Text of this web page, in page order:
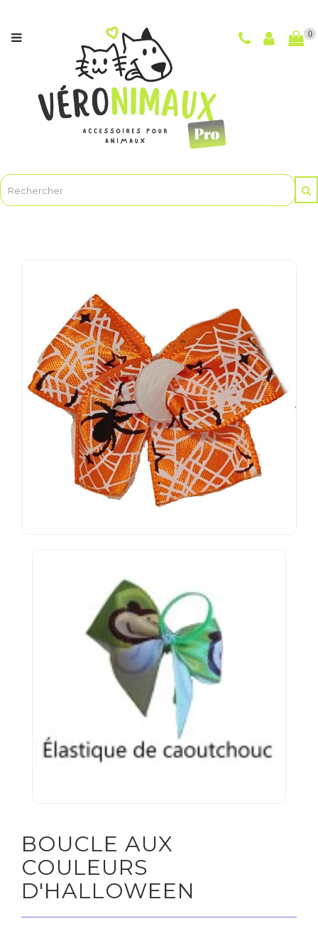
NOUVEAUTÉS
CHIENS
CHATS
MAÎTRES
ET
LE
Ensembles
Économiques
CLIENT
PARTICULIER
0
BOUCLE AUX
COULEURS
D'HALLOWEEN